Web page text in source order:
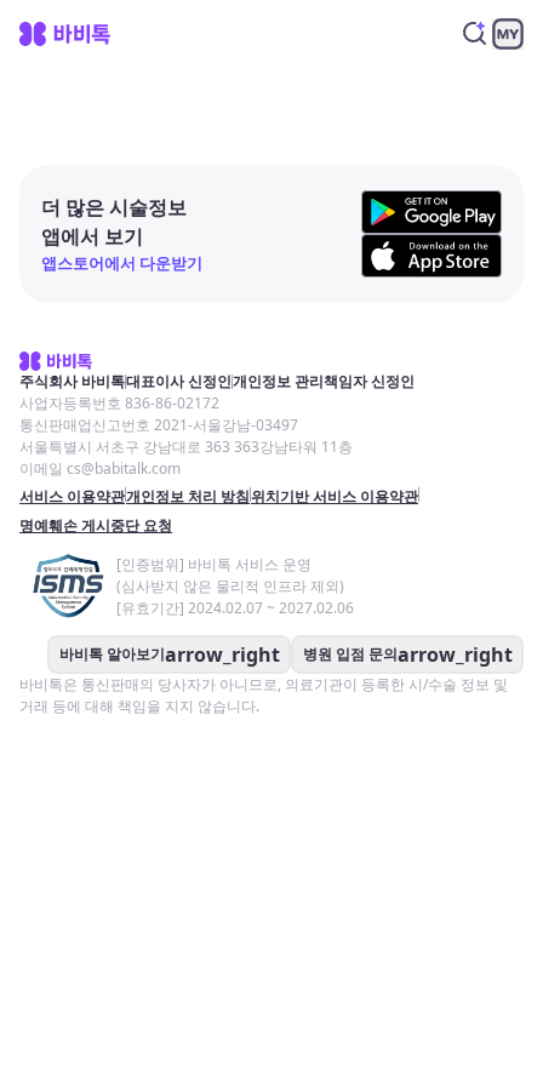
더 많은 시술정보
앱에서 보기
앱스토어에서 다운받기
주식회사 바비톡대표이사 신정인개인정보 관리책임자 신정인
사업자등록번호 836-86-02172
통신판매업신고번호 2021-서울강남-03497
서울특별시 서초구 강남대로 363 363강남타워 11층
이메일 cs@babitalk.com
서비스 이용약관개인정보 처리 방침위치기반 서비스 이용약관
명예훼손 게시중단 요청
[인증범위] 바비톡 서비스 운영
(심사받지 않은 물리적 인프라 제외)
[유효기간] 2024.02.07 ~ 2027.02.06
바비톡 알아보기arrow_right 병원 입점 문의arrow_right
바비톡은 통신판매의 당사자가 아니므로, 의료기관이 등록한 시/수술 정보 및
거래 등에 대해 책임을 지지 않습니다.